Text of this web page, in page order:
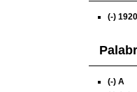
(-)
(-) A